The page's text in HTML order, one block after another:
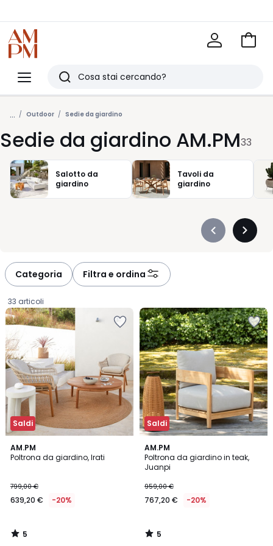
Menu
Redoute
Ricerca
Ultimi
articoli
visti
Vai
... Outdoor Sedie da giardino
Sedie da giardino AM.PM33
Salotto da
giardino
Tavoli da
giardino
Précédent
Categoria Filtra e ordina
33 articoli
Saldi
AM.PM
Poltrona da giardino, Irati
€
Invece
799,00
€
799,00 €
639,20 € -20%
5
/
5
/
Saldi
AM.PM
Poltrona da giardino in teak,
Juanpi
959,00 €
767,20 € -20%
5
/
5
5
/